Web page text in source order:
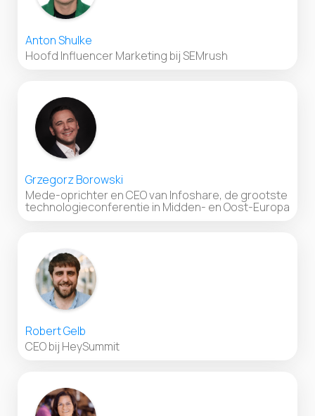
Anton Shulke
Hoofd Influencer Marketing bij SEMrush
Grzegorz Borowski
Mede-oprichter en CEO van Infoshare, de grootste
technologieconferentie in Midden- en Oost-Europa
Robert Gelb
CEO bij HeySummit